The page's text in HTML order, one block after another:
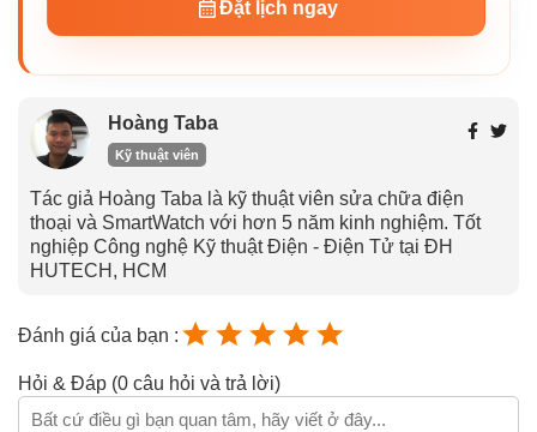
Đặt lịch ngay
Hoàng Taba
Kỹ thuật viên
Tác giả Hoàng Taba là kỹ thuật viên sửa chữa điện
thoại và SmartWatch với hơn 5 năm kinh nghiệm. Tốt
nghiệp Công nghệ Kỹ thuật Điện - Điện Tử tại ĐH
HUTECH, HCM
Đánh giá của bạn :
Hỏi & Đáp (0 câu hỏi và trả lời)